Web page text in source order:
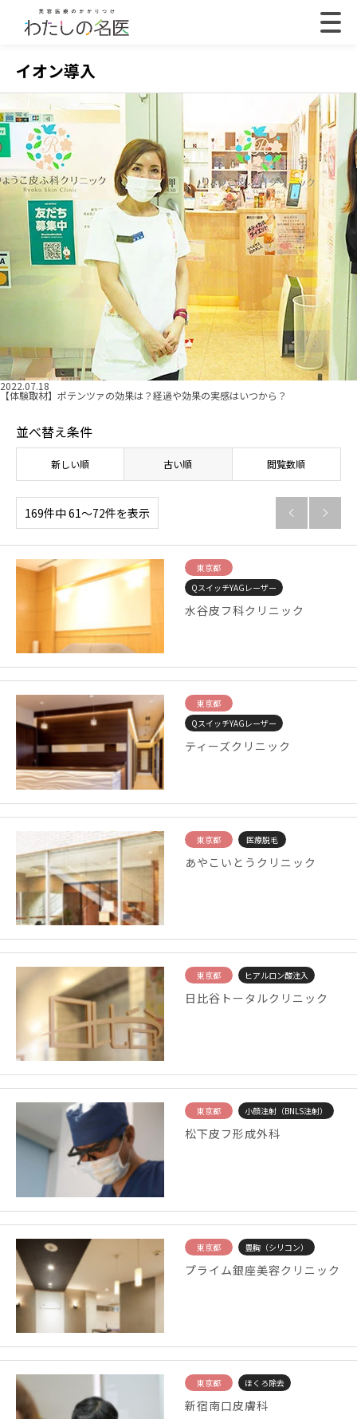
イオン導入
2022.07.18
【体験取材】ポテンツァの効果は？経過や効果の実感はいつから？
並べ替え条件
新しい順 古い順 閲覧数順
169件中 61〜72件を表示  
東京都
QスイッチYAGレーザー
水谷皮フ科クリニック
東京都
QスイッチYAGレーザー
ティーズクリニック
東京都 医療脱毛
あやこいとうクリニック
東京都 ヒアルロン酸注入
日比谷トータルクリニック
東京都 小顔注射（BNLS注射）
松下皮フ形成外科
東京都 豊胸（シリコン）
プライム銀座美容クリニック
東京都 ほくろ除去
新宿南口皮膚科